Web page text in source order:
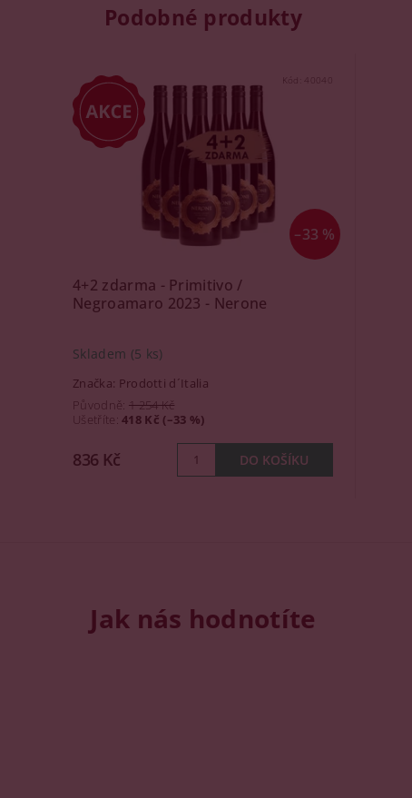
Podobné produkty
–33 %
Kód: 40040
4+2 zdarma - Primitivo /
Negroamaro 2023 - Nerone
Skladem (5 ks)
Značka: Prodotti d´Italia
Původně: 1 254 Kč
Ušetříte:418 Kč (–33 %)
836 Kč
Jak nás hodnotíte